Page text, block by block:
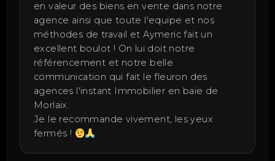
en valeur des biens en vente dans notre
agence ainsi que toute l'equipe et nos
méthodes de travail et Aymeric fait un
excellent boulot ! On lui doit notre
référencement et notre belle
communication qui fait le fleuron des
agences l'instant Immobilier en baie de
Morlaix.
Je le recommande vivement, les yeux
fermés !